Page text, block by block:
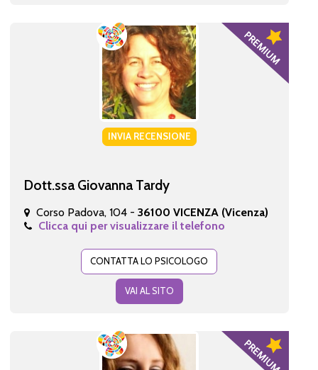
INVIA RECENSIONE
Dott.ssa Giovanna Tardy
Corso Padova, 104 - 36100 VICENZA (Vicenza)
Clicca qui per visualizzare il telefono
CONTATTA LO PSICOLOGO
VAI AL SITO